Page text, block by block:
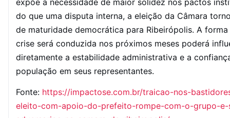
expõe a necessidade de maior solidez nos pactos
do que uma disputa interna, a eleição da Câmara
de maturidade democrática para Ribeirópolis. A
crise será conduzida nos próximos meses poderá
diretamente a estabilidade administrativa e a
população em seus representantes.
Fonte: https://impactose.com.br/traicao-nos-
eleito-com-apoio-do-prefeito-rompe-com-o-grupo-e-